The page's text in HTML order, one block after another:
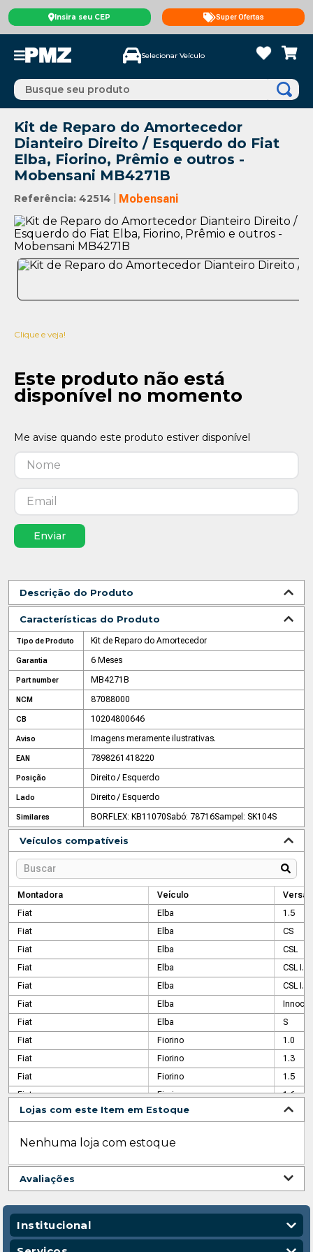
Insira seu CEP Super Ofertas
Selecionar Veículo
Busque seu produto
Kit de Reparo do Amortecedor
Dianteiro Direito / Esquerdo do Fiat
Elba, Fiorino, Prêmio e outros -
Mobensani MB4271B
Referência: 42514 Mobensani
Clique e veja!
Este produto não está
disponível no momento
Enviar
Descrição do Produto
Características do Produto
Tipo de Produto Kit de Reparo do Amortecedor
Garantia 6 Meses
Part number MB4271B
NCM 87088000
CB 10204800646
Aviso Imagens meramente ilustrativas.
EAN 7898261418220
Posição Direito / Esquerdo
Lado Direito / Esquerdo
Similares BORFLEX: KB11070Sabó: 78716Sampel: SK104S
Veículos compatíveis
Montadora Veículo
Versão
Fiat
Elba
1.5
Fiat
Elba
CS
Fiat
Elba
CSL
Fiat
Elba
CSL I.E
Fiat
Elba
CSL I.E
Fiat
Elba
Innoc
Fiat
Elba
S
Fiat
Fiorino
1.0
Fiat
Fiorino
1.3
Fiat
Fiorino
1.5
Fiat
Fiorino
1.6
Fiat
Fiorino
Furgão
Fiat
Fiorino
Fiat
Fiorino
IE
Fiat
Fiorino
Pick-
Fiat
Fiat
Prêmio CS
Lojas com este Item em Estoque
Nenhuma loja com estoque
Avaliações
Institucional
Quem Somos